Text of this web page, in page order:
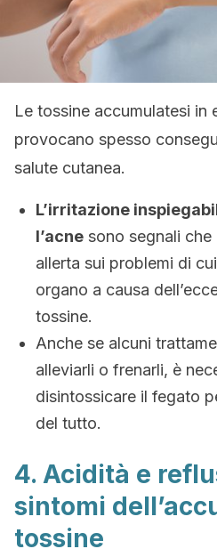
Le tossine accumulatesi in
provocano spesso
salute cutanea.
L’irritazione
l’acne sono segnali
allerta sui problemi di
organo a causa
tossine.
Anche se alcuni
alleviarli o frenarli, è
disintossicare il fegato
del tutto.
4. Acidità e
sintomi
tossine